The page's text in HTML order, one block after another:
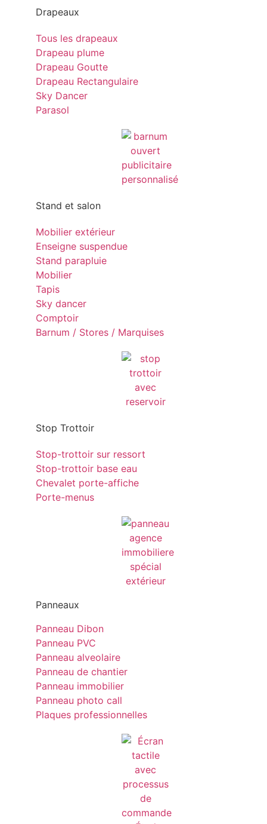
Drapeaux
Tous les drapeaux
Drapeau plume
Drapeau Goutte
Drapeau Rectangulaire
Sky Dancer
Parasol
Stand et salon
Mobilier extérieur
Enseigne suspendue
Stand parapluie
Mobilier
Tapis
Sky dancer
Comptoir
Barnum / Stores / Marquises
Stop Trottoir
Stop-trottoir sur ressort
Stop-trottoir base eau
Chevalet porte-affiche
Porte-menus
Panneaux
Panneau Dibon
Panneau PVC
Panneau alveolaire
Panneau de chantier
Panneau immobilier
Panneau photo call
Plaques professionnelles